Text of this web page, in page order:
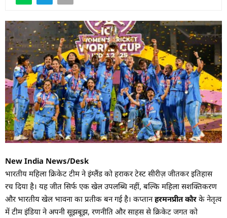
New India News/Desk
भारतीय महिला क्रिकेट टीम ने इंग्लैंड को हराकर टेस्ट सीरीज़ जीतकर इतिहास
रच दिया है। यह जीत सिर्फ एक खेल उपलब्धि नहीं, बल्कि महिला सशक्तिकरण
और भारतीय खेल भावना का प्रतीक बन गई है। कप्तानहरमनप्रीत कौर के नेतृत्व
में टीम इंडिया ने अपनी सूझबूझ, रणनीति और साहस से क्रिकेट जगत को